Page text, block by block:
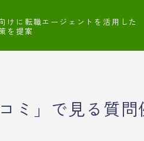
けに転職エージェントを活用した
を提案
ミ」で見る質問